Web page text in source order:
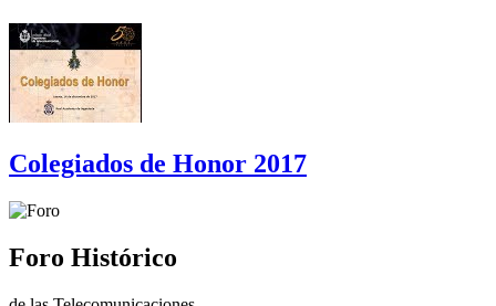
Colegiados de Honor 2017
Foro Histórico